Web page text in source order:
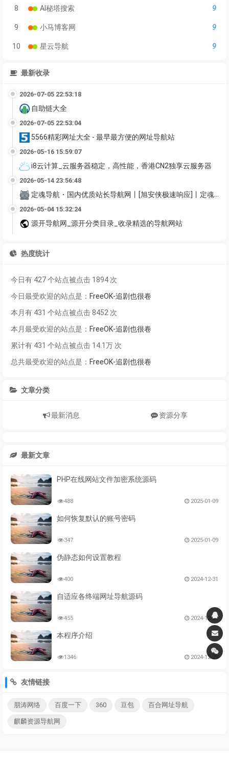
8 AI秘塔搜索 9
9 小马博客网 9
10 星云导航 9
最新收录
2026-07-05 22:53:18
自助链大全
2026-07-05 22:53:04
5566精彩网址大全 - 最早最方便的网址导航站
2026-05-16 15:59:07
i8云计算_云服务器稳定，高性能，香港CN2独享云服务器
2026-05-14 23:56:48
定魂导航・国内优质站长导航网丨[旭安侠极速响应]丨定魂导航官网
2026-05-04 15:32:24
源开导航网_源开分类目录_收录精选的导航网站
热度统计
今日有 427 个站点被点击 1894 次
今日最受欢迎的站点是： FreeOK-追剧也很卷
本月有 431 个站点被点击 8452 次
本月最受欢迎的站点是： FreeOK-追剧也很卷
累计有 431 个站点被点击 14.1万 次
总共最受欢迎的站点是： FreeOK-追剧也很卷
文章分类
最新消息 资源分享
最新文章
PHP在线网站文件加密系统源码
488 2025-01-09
如何恢复默认的账号密码
347 2025-01-09
伪静态如何设置教程
400 2024-12-31
自适应各终端网址导航源码
455 2024-12-31
本程序介绍
1346 2024-12-29
友情链接
朋涛网络 百度一下 360 豆包 百合网址导航
麒麟资源导航网